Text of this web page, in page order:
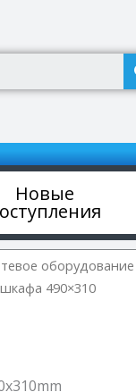
Новые
оборудование
490×310